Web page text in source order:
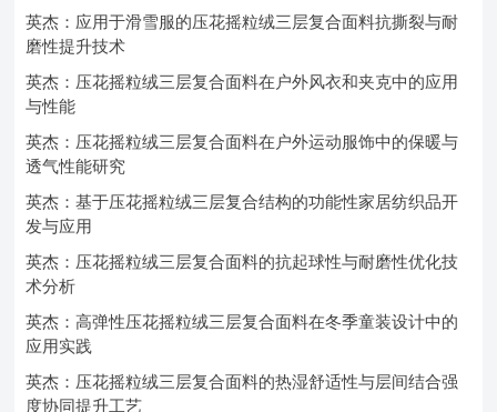
英杰：应用于滑雪服的压花摇粒绒三层复合面料抗撕裂与耐
磨性提升技术
英杰：压花摇粒绒三层复合面料在户外风衣和夹克中的应用
与性能
英杰：压花摇粒绒三层复合面料在户外运动服饰中的保暖与
透气性能研究
英杰：基于压花摇粒绒三层复合结构的功能性家居纺织品开
发与应用
英杰：压花摇粒绒三层复合面料的抗起球性与耐磨性优化技
术分析
英杰：高弹性压花摇粒绒三层复合面料在冬季童装设计中的
应用实践
英杰：压花摇粒绒三层复合面料的热湿舒适性与层间结合强
度协同提升工艺